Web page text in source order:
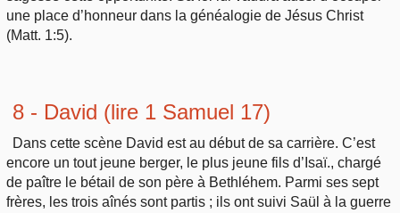
une place d’honneur dans la généalogie de Jésus Christ
(Matt. 1:5).
8 - David (lire 1 Samuel 17)
Dans cette scène David est au début de sa carrière. C’est
encore un tout jeune berger, le plus jeune fils d’Isaï., chargé
de paître le bétail de son père à Bethléhem. Parmi ses sept
frères, les trois aînés sont partis ; ils ont suivi Saül à la guerre